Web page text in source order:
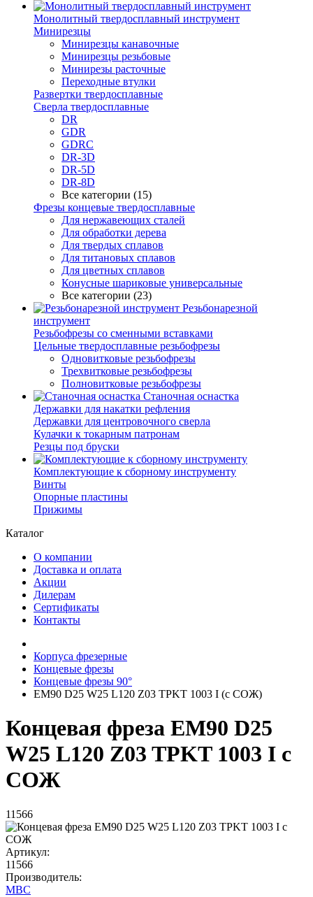
Монолитный твердосплавный инструмент
Минирезцы
Минирезцы канавочные
Минирезцы резьбовые
Минирезы расточные
Переходные втулки
Развертки твердосплавные
Сверла твердосплавные
DR
GDR
GDRC
DR-3D
DR-5D
DR-8D
Все категории (15)
Фрезы концевые твердосплавные
Для нержавеющих сталей
Для обработки дерева
Для твердых сплавов
Для титановых сплавов
Для цветных сплавов
Конусные шариковые универсальные
Все категории (23)
Резьбонарезной
инструмент
Резьбофрезы со сменными вставками
Цельные твердосплавные резьбофрезы
Одновитковые резьбофрезы
Трехвитковые резьбофрезы
Полновитковые резьбофрезы
Станочная оснастка
Державки для накатки рефления
Державки для центровочного сверла
Кулачки к токарным патронам
Резцы под бруски
Комплектующие к сборному инструменту
Винты
Опорные пластины
Прижимы
Каталог
О компании
Доставка и оплата
Акции
Дилерам
Сертификаты
Контакты
Корпуса фрезерные
Концевые фрезы
Концевые фрезы 90°
EM90 D25 W25 L120 Z03 TPKT 1003 I (с СОЖ)
Концевая фреза EM90 D25
W25 L120 Z03 TPKT 1003 I с
СОЖ
11566
Артикул:
11566
Производитель:
MBC